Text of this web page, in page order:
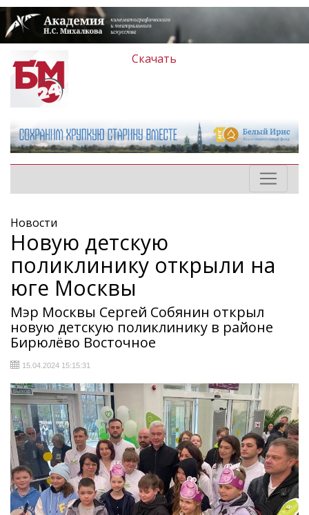
Скачать
Новости
Новую детскую
поликлинику открыли на
юге Москвы
Мэр Москвы Сергей Собянин открыл
новую детскую поликлинику в районе
Бирюлёво Восточное
15.04.2024 15:15:31